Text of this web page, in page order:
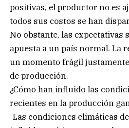
positivas, el productor no es
todos sus costos se han
No obstante, las expectativas
apuesta a un país normal. La
un momento frágil
de producción.
¿Cómo han influido las
recientes en la producción
-Las condiciones climáticas